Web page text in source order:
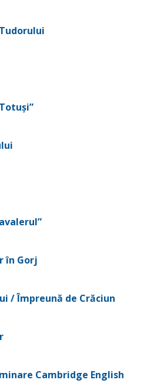
în Gorj
/ Împreună de Crăciun
Cambridge English